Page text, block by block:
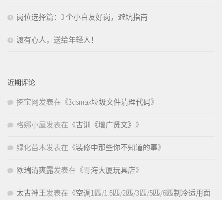
岗位选择篇：3 个小白友好岗，避坑指南
渡有心人，送给年轻人！
近期评论
挖宝网发表在《3dsmax垃圾文件清理代码》
格娜小屋发表在《古训《增广贤文》 》
绿化苗木发表在《装修中那些你不知道的事》
欧瑞清爽露发表在《青海大厦玩具店》
太古神王发表在《空调1匹/1.5匹/2匹/3匹/5匹/6匹制冷适用面